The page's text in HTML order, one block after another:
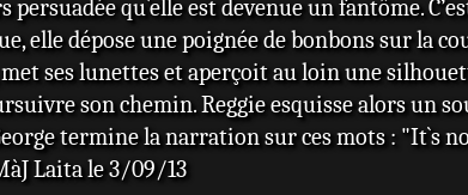
qu`elle est devenue un fantôme.
elle dépose une poignée de bonbons sur la
ses lunettes et aperçoit au loin une
son chemin. Reggie esquisse alors un
termine la narration sur ces mots : "It`s
Laita le 3/09/13